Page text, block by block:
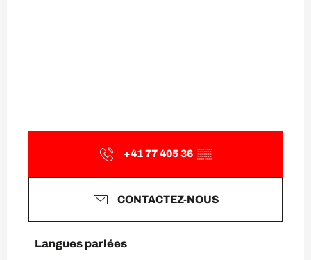
+41 77 405 36 ▒▒
CONTACTEZ-NOUS
Langues parlées
Langues parlées